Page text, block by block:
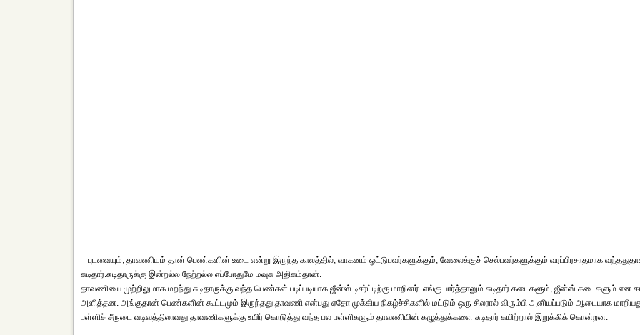
புடவையும், தாவணியும் தான் பெண்களின் உடை என்று இருந்த காலத்தில், வாகனம் ஓட்டுபவர்களுக்கும், வேலைக்குச் செல்பவர்களுக்கும் வரப்பிரசாதமாக
சுடிதார்.சுடிதாருக்கு இன்றல்ல நேற்றல்ல எப்போதுமே மவுசு அதிகம்தான்.
தாவணியை முற்றிலுமாக மறந்து சுடிதாருக்கு வந்த பெண்கள் படிப்படியாக ஜீன்ஸ் டிசர்ட்டிற்கு மாறினர். எங்கு பார்த்தாலும் சுடிதார் கடைகளும், ஜீன்ஸ் கடைகளும் என
அளித்தன. அங்குதான் பெண்களின் கூட்டமும் இருந்தது.தாவணி என்பது ஏதோ முக்கிய நிகழ்ச்சிகளில் மட்டும் ஒரு சிலரால் விரும்பி அனியப்படும் ஆடையாக
பள்ளிச் சீருடை வடிவத்திலாவது தாவணிகளுக்கு உயிர் கொடுத்து வந்த பல பள்ளிகளும் தாவணியின் கழுத்துக்களை சுடிதார் கயிற்றால் இறுக்கிக் கொன்றன.